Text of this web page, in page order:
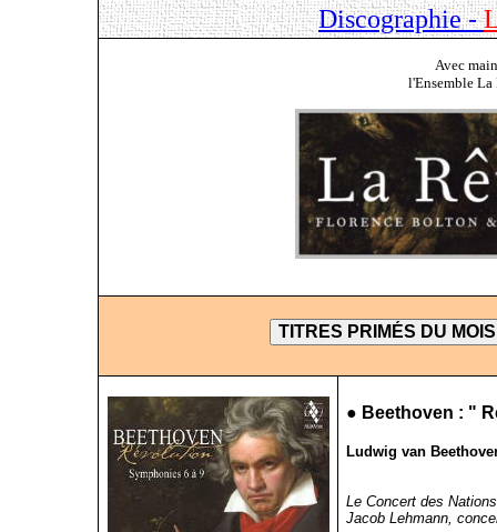
Discographie -
Avec
l'Ensemble La
● Beethoven : "
Ludwig van
Le Concert des
Jacob Lehmann,